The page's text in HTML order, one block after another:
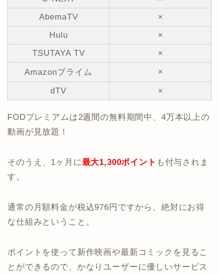
AbemaTV
×
Hulu
×
TSUTAYA TV
×
Amazonプライム ×
dTV ×
FODプレミアムは2週間の無料期間中、4万本以上の
動画が見放題！
そのうえ、1ヶ月に最大1,300ポイント も付与されま
す。
通常の月額料金が税込976円ですから、絶対にお得
な仕組みということ。
ポイントを使って新作映画や最新コミックを見るこ
とができるので、かなりユーザーに優しいサービス